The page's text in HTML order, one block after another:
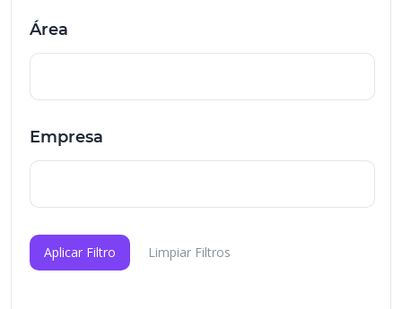
Área
Empresa
Aplicar Filtro Limpiar Filtros